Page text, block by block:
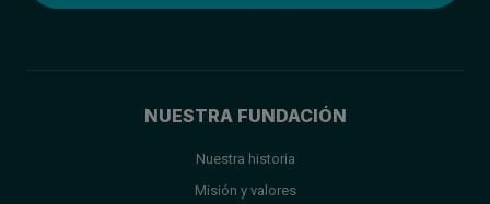
NUESTRA FUNDACIÓN
Nuestra historia
Misión y valores